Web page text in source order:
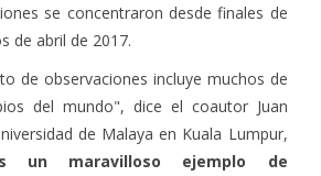
se concentraron desde finales de
de abril de 2017.
de observaciones incluye muchos de
del mundo", dice el coautor Juan
de Malaya en Kuala Lumpur,
un maravilloso ejemplo de